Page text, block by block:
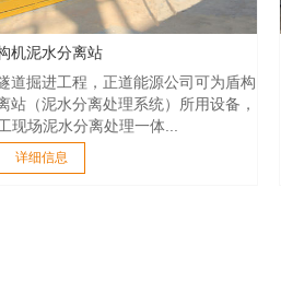
机泥水分离站
道掘进工程，正道能源公司可为盾构
站（泥水分离处理系统）所用设备，
现场泥水分离处理一体...
详细信息